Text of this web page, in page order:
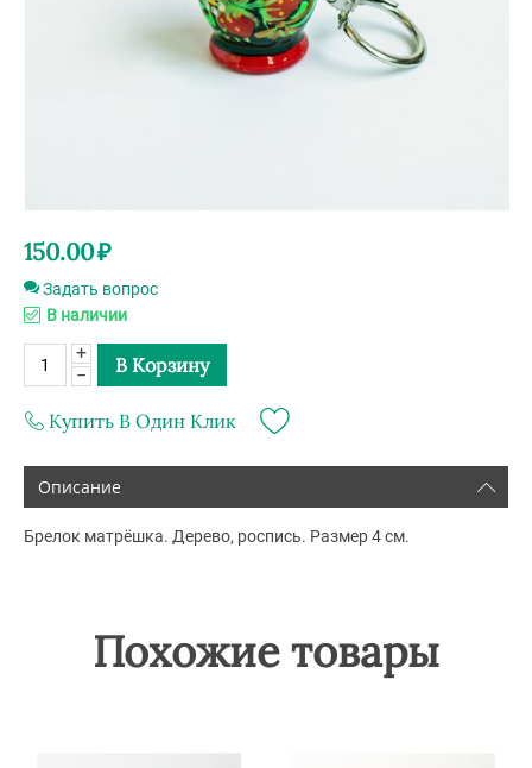
150.00₽
Задать вопрос
В наличии
+
−
В Корзину
Купить В Один Клик
Описание
Брелок матрёшка. Дерево, роспись. Размер 4 см.
Похожие товары